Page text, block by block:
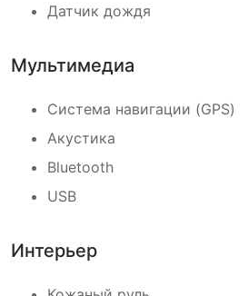
Датчик дождя
Мультимедиа
Система навигации (GPS)
Акустика
Bluetooth
USB
Интерьер